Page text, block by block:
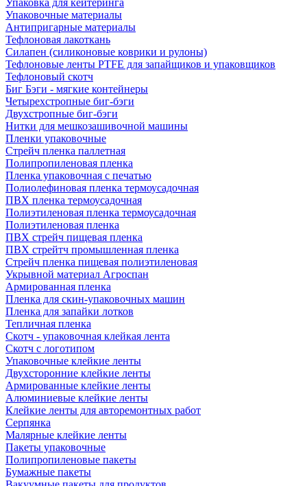
Упаковка для кейтеринга
Упаковочные материалы
Антипригарные материалы
Тефлоновая лакоткань
Силапен (силиконовые коврики и рулоны)
Тефлоновые ленты PTFE для запайщиков и упаковщиков
Тефлоновый скотч
Биг Бэги - мягкие контейнеры
Четырехстропные биг-бэги
Двухстропные биг-бэги
Нитки для мешкозашивочной машины
Пленки упаковочные
Стрейч пленка паллетная
Полипропиленовая пленка
Пленка упаковочная с печатью
Полиолефиновая пленка термоусадочная
ПВХ пленка термоусадочная
Полиэтиленовая пленка термоусадочная
Полиэтиленовая пленка
ПВХ стрейч пищевая пленка
ПВХ стрейтч промышленная пленка
Стрейч пленка пищевая полиэтиленовая
Укрывной материал Агроспан
Армированная пленка
Пленка для скин-упаковочных машин
Пленка для запайки лотков
Тепличная пленка
Скотч - упаковочная клейкая лента
Скотч с логотипом
Упаковочные клейкие ленты
Двухсторонние клейкие ленты
Армированные клейкие ленты
Алюминиевые клейкие ленты
Клейкие ленты для авторемонтных работ
Серпянка
Малярные клейкие ленты
Пакеты упаковочные
Полипропиленовые пакеты
Бумажные пакеты